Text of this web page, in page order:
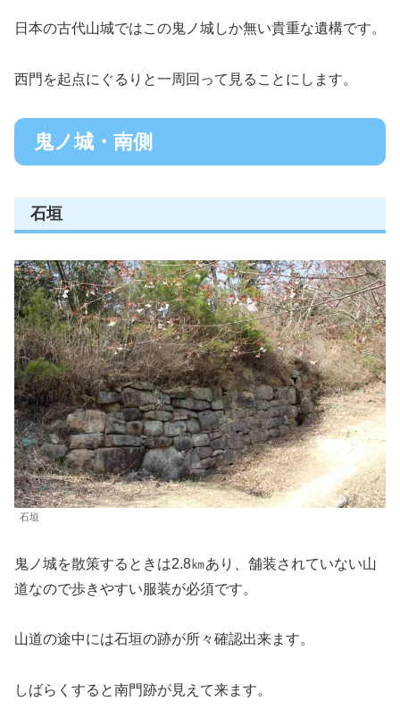
日本の古代山城ではこの鬼ノ城しか無い貴重な遺構です。
西門を起点にぐるりと一周回って見ることにします。
鬼ノ城・南側
石垣
石垣
鬼ノ城を散策するときは2.8㎞あり、舗装されていない山
道なので歩きやすい服装が必須です。
山道の途中には石垣の跡が所々確認出来ます。
しばらくすると南門跡が見えて来ます。